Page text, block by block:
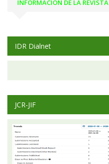
INFORMACIÓN DE LA REVISTA
IDR Dialnet
JCR-JIF